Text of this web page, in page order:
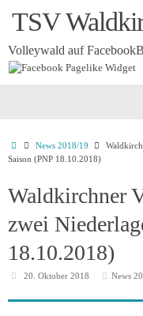
InhaltTSV
Volleywald auf Facebook
Startseite
News 2018/19
Saison (PNP 18.10.2018)
Waldkirchner
zwei
18.10.2018)
20. Oktober 2018 News